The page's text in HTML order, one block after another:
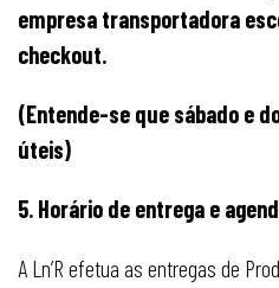
empresa transportadora
checkout.
(Entende-se que sábado e
úteis)
5. Horário de entrega e
A Ln’R efetua as entregas de